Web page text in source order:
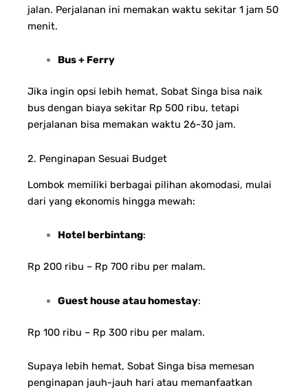
jalan. Perjalanan ini memakan waktu sekitar 1 jam 50
menit.
Bus + Ferry
Jika ingin opsi lebih hemat, Sobat Singa bisa naik
bus dengan biaya sekitar Rp 500 ribu, tetapi
perjalanan bisa memakan waktu 26-30 jam.
2. Penginapan Sesuai Budget
Lombok memiliki berbagai pilihan akomodasi, mulai
dari yang ekonomis hingga mewah:
Hotel berbintang:
Rp 200 ribu – Rp 700 ribu per malam.
Guest house atau homestay:
Rp 100 ribu – Rp 300 ribu per malam.
Supaya lebih hemat, Sobat Singa bisa memesan
penginapan jauh-jauh hari atau memanfaatkan